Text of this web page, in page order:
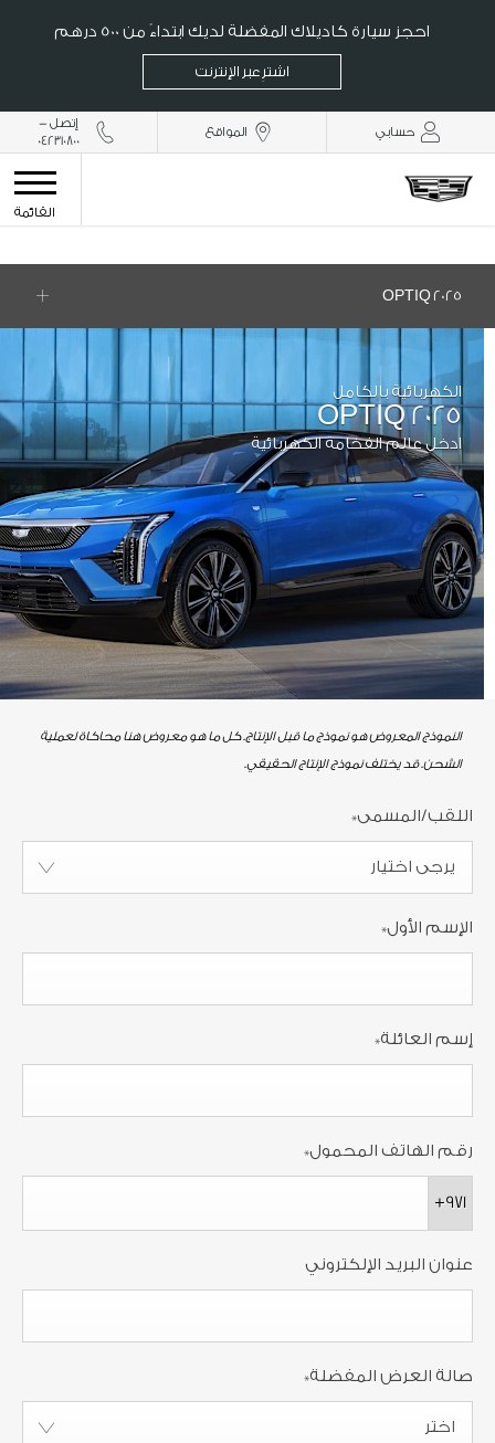
احجز سيارة كاديلاك المفضلة لديك ابتداءً من 500 درهم
اشترِ عبر الإنترنت
حسابي المواقع
إتصل -
042310800
القائمة
2025 OPTIQ
الكهربائية بالكامل
OPTIQ 2025
ادخل عالم الفخامة الكهربائية
النموذج المعروض هو نموذج ما قبل الإنتاج. كل ما هو معروض هنا محاكاة لعملية
الشحن. قد يختلف نموذج الإنتاج الحقيقي.
اللقب/المسمى*
يرجى اختيار
الإسم الأول*
إسم العائلة*
رقم الهاتف المحمول*
+971
عنوان البريد الإلكتروني
صالة العرض المفضلة*
اختر